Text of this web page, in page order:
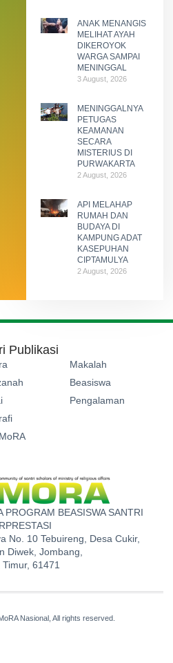
ANAK MENANGIS
MELIHAT AYAH
DIKEROYOK
WARGA SAMPAI
MENINGGAL
3 August, 2026
MENINGGALNYA
PETUGAS
KEAMANAN
SECARA
MISTERIUS DI
PURWAKARTA
2 August, 2026
API MELAHAP
RUMAH DAN
BUDAYA DI
KAMPUNG ADAT
KASEPUHAN
CIPTAMULYA
2 August, 2026
Publikasi
Makalah
Beasiswa
Pengalaman
PROGRAM BEASISWA SANTRI
No. 10 Tebuireng, Desa Cukir,
Diwek, Jombang,
61471
Nasional, All rights reserved.